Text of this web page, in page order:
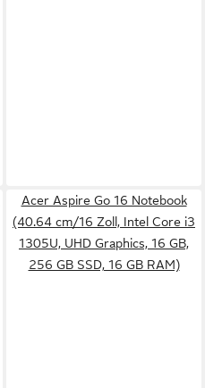
Acer Aspire Go 16 Notebook
(40.64 cm/16 Zoll, Intel Core i3
1305U, UHD Graphics, 16 GB,
256 GB SSD, 16 GB RAM)